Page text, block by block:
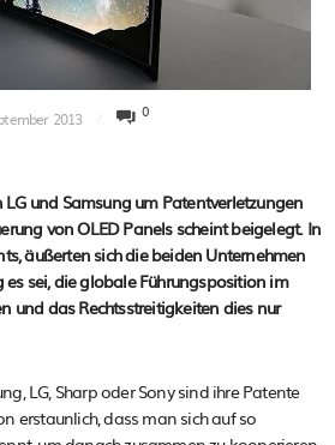
2013 0
LG und Samsung um Patentverletzungen
von OLED Panels scheint beigelegt. In
äußerten sich die beiden Unternehmen
sei, die globale Führungsposition im
und das Rechtsstreitigkeiten dies nur
LG, Sharp oder Sony sind ihre Patente
erstaunlich, dass man sich auf so